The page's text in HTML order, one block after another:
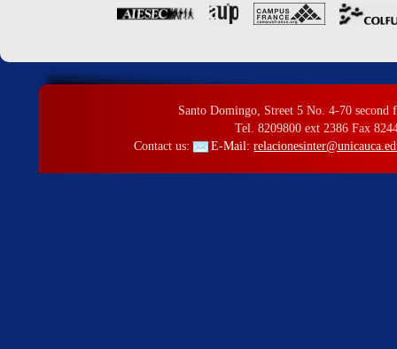
Santo Domingo, Street 5 No. 4-70 second
Tel. 8209800 ext 2386 Fax
Contact us:
E-Mail: